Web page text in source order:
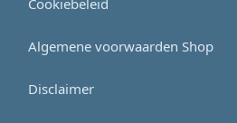
Algemene voorwaarden Shop
Disclaimer